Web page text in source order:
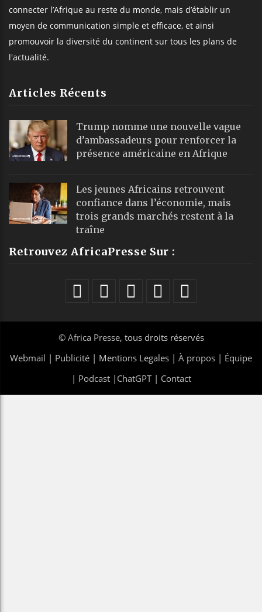
connecter l’Afrique au reste du monde, mais d’établir un
moyen de communication simple et efficace, et ainsi
promouvoir la diversité du continent sur tous les plans de
l'actualité.
Articles Récents
Trump nomme une nouvelle vague
d’ambassadeurs pour renforcer la
présence américaine en Afrique
Les jeunes Africains retrouvent
confiance dans l’économie, mais
trois grands marchés restent à la
traîne
Retrouvez AfricaPresse Sur :
© Africa Presse, tous droits réservés
Webmail | Publicité | Mentions Legales | À propos | Équipe
| Podcast| ChatGPT| Contact